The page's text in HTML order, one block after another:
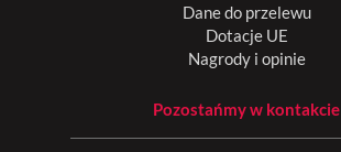
Dane do przelewu
Dotacje UE
Nagrody i opinie
Pozostańmy w kontakcie